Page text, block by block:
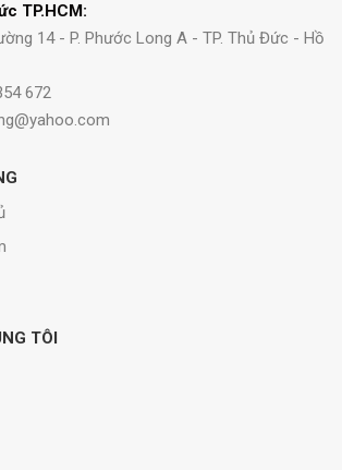
TP.HCM:
14 - P. Phước Long A - TP. Thủ Đức - Hồ
672
TÔI